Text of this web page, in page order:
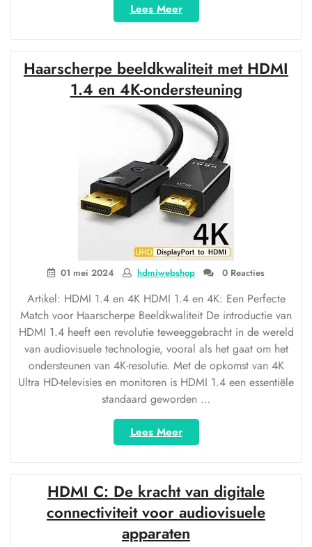
Lees Meer“Optimale
verbindingen
met
de
juiste
HDMI-
kabel
adapter”
Haarscherpe beeldkwaliteit met HDMI
1.4 en 4K-ondersteuning
01 mei 2024 hdmiwebshop 0 Reacties
Artikel: HDMI 1.4 en 4K HDMI 1.4 en 4K: Een Perfecte
Match voor Haarscherpe Beeldkwaliteit De introductie van
HDMI 1.4 heeft een revolutie teweeggebracht in de wereld
van audiovisuele technologie, vooral als het gaat om het
ondersteunen van 4K-resolutie. Met de opkomst van 4K
Ultra HD-televisies en monitoren is HDMI 1.4 een essentiële
standaard geworden …
Lees Meer“Haarscherpe
beeldkwaliteit
met
HDMI
1.4
en
4K-
ondersteuning”
HDMI C: De kracht van digitale
connectiviteit voor audiovisuele
apparaten